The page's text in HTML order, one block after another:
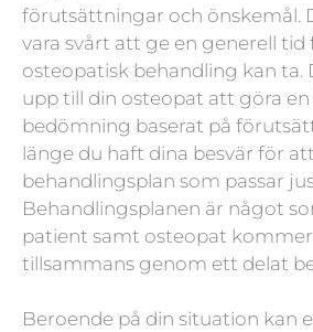
förutsättningar och önskemål.
vara svårt att ge en generell tid
osteopatisk behandling kan ta.
upp till din osteopat att göra
bedömning baserat på
länge du haft dina besvär för
behandlingsplan som passar
Behandlingsplanen är något
patient samt osteopat
tillsammans genom ett delat
Beroende på din situation kan